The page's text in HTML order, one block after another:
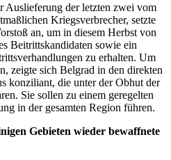
Auslieferung der letzten zwei vom
Kriegsverbrecher, setzte
an, um in diesem Herbst von
Beitrittskandidaten sowie ein
zu erhalten. Um
zeigte sich Belgrad in den direkten
konziliant, die unter der Obhut der
Sie sollen zu einem geregelten
in der gesamten Region führen.
Gebieten wieder bewaffnete